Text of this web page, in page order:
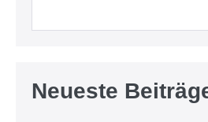
Neueste